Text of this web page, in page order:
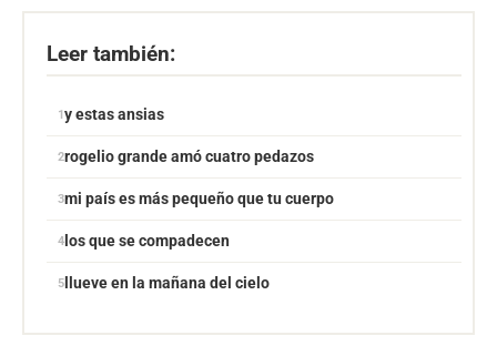
Leer también:
y estas ansias
rogelio grande amó cuatro pedazos
mi país es más pequeño que tu cuerpo
los que se compadecen
llueve en la mañana del cielo